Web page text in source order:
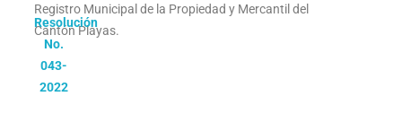
Registro Municipal de la Propiedad y Mercantil del
Cantón Playas.
Resolución
No.
043-
2022